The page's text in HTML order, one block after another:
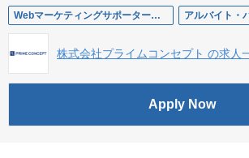
Webマーケティングサポーター（パート）東京都千代田区 アルバイト・
株式会社プライムコンセプト の求人
Apply Now